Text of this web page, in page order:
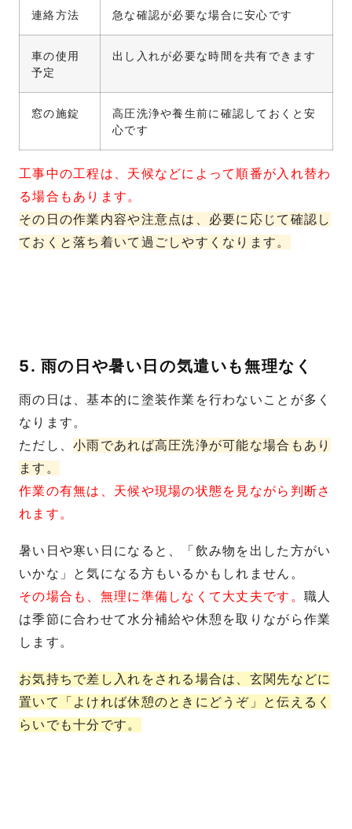
連絡方法 急な確認が必要な場合に安心です
車の使用
予定
出し入れが必要な時間を共有できます
窓の施錠
高圧洗浄や養生前に確認しておくと安
心です
工事中の工程は、天候などによって順番が入れ替わ
る場合もあります。
その日の作業内容や注意点は、必要に応じて確認し
ておくと落ち着いて過ごしやすくなります。
5. 雨の日や暑い日の気遣いも無理なく
雨の日は、基本的に塗装作業を行わないことが多く
なります。
ただし、小雨であれば高圧洗浄が可能な場合もあり
ます。
作業の有無は、天候や現場の状態を見ながら判断さ
れます。
暑い日や寒い日になると、「飲み物を出した方がい
いかな」と気になる方もいるかもしれません。
その場合も、無理に準備しなくて大丈夫です。 職人
は季節に合わせて水分補給や休憩を取りながら作業
します。
お気持ちで差し入れをされる場合は、玄関先などに
置いて「よければ休憩のときにどうぞ」と伝えるく
らいでも十分です。